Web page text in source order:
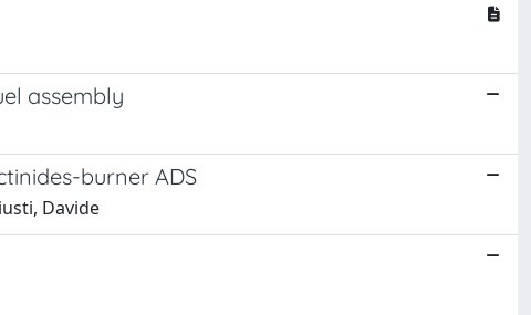
assembly
burner ADS
Davide